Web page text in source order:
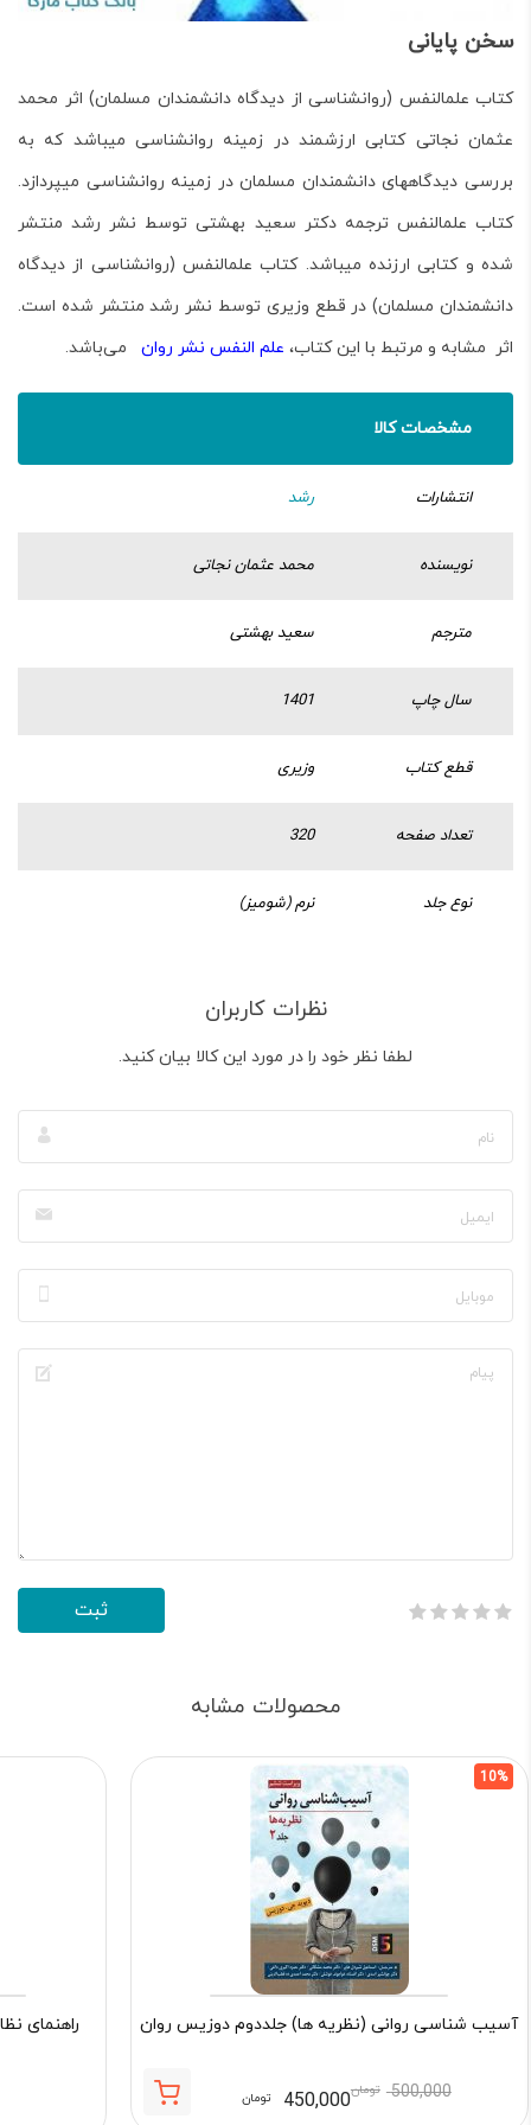
سخن پایانی
کتاب علم­النفس (روان­شناسی از دیدگاه دانش­مندان مسلمان) اثر محمد
عثمان نجاتیکتابی ارزشمند در زمینه روان­شناسی می­باشد که به
بررسی دیدگاه­های دانش­مندان مسلمان در زمینه روان­شناسی می­پردازد.
کتاب علم­النفس ترجمه دکتر سعید بهشتی توسط نشر رشد منتشر
شده و کتابی ارزنده می­باشد. کتاب علم­النفس (روان­شناسی از دیدگاه
دانش­مندان مسلمان)در قطع وزیری توسط نشر رشد منتشر شده است.
اثر مشابه و مرتبط با این کتاب، علم النفس نشر روان می‌باشد.
مشخصات کالا
انتشارات رشد
نویسنده محمد عثمان نجاتی
مترجم سعید بهشتی
سال چاپ 1401
قطع کتاب وزیری
تعداد صفحه 320
نوع جلد نرم (شومیز)
نظرات کاربران
لطفا نظر خود را در مورد این کالا بیان کنید.
محصولات مشابه
10%
آسیب شناسی روانی (نظریه ها) جلددوم دوزیس روان
500,000 تومان450,000 تومان
راهنمای